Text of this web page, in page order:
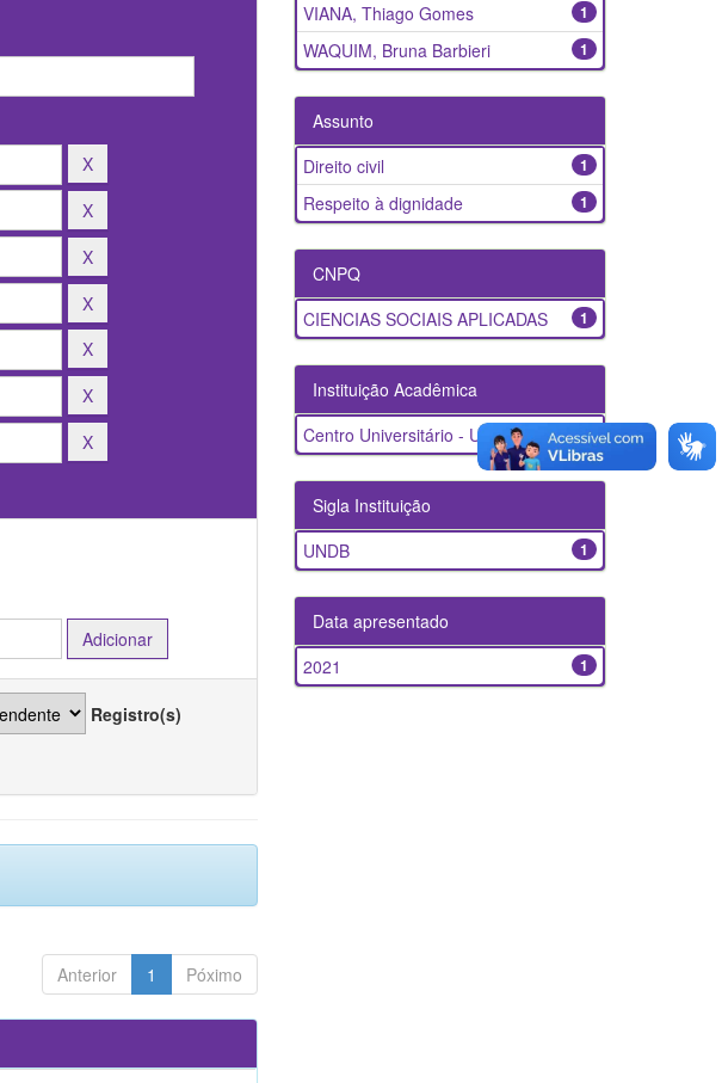
Registro(s)
Anterior 1 Póximo
1
VIANA, Thiago Gomes
1
WAQUIM, Bruna Barbieri
Assunto
1
Direito civil
1
Respeito à dignidade
CNPQ
1
CIENCIAS SOCIAIS APLICADAS
Instituição Acadêmica
1
Centro Universitário - UNDB
Sigla Instituição
1
UNDB
Data apresentado
1
2021